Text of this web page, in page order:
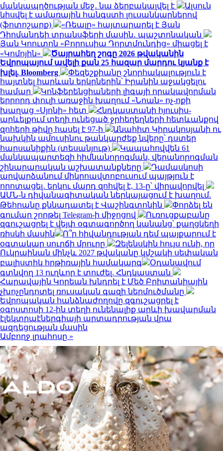
մանկապղծության մեջ․ նա ձերբակալվել է
Ալսուն
կիսվել է ամառային հանգստի լուսանկարներով
(ֆոտոշարք)
«Ռեալը» հայտարարել է Յան
Դիոմանդեի տրանսֆերի մասին․ պաշտոնական
Յան Կոուտոն «Բորուսիա Դորտմունդից» միացել է
«Կոմոյին»
Ծայրահեղ շոգը 2026 թվականին
Եվրոպայում ավելի քան 25 հազար մարդու կյանք է
խլել. Bloomberg
Փեզեշքիանը շնորհակալություն է
հայտնել հարևան երկրներին՝ Իրանին աջակցելու
համար
Կոնֆերենցիաների լիգայի որակավորման
երրորդ փուլի առաջին խաղում «Նոան» ոչ-ոքի
խաղաց «Սյոնի» հետ
Հնդկաստանի հյուսիս-
արևելքում տեղի ունեցած ջրհեղեղների հետևանքով
զոհերի թիվը հասել է 97-ի
Անահիտ Կիրակոսյանի ու
նախկին ամուսինու թանկարժեք նվերը՝ դստեր
հարսանիքին (տեսանյութ)
Կապահովվեն 61
մանկապարտեզի հիմնանորոգման, վերանորոգման
շինարարական աշխատանքները
Դամասկոսի
արվարձանում միկրոավտոբուսում պայթյուն է
որոտացել․ երկու մարդ զոհվել է, 13-ը՝ վիրավորվել
ԱՄՆ-ն դիվանագիտական ներկայացում է խաղում.
Թեհրանը քննադատել է Վաշինգտոնին
Փորձել են
գումար շորթել Telegram-ի միջոցով
Ուռուցքաբանը
զգուշացրել է վեյփ օգտագործող կանանց՝ քաղցկեղի
ռիսկի մասին
Ո՞ր հիվանդության դեմ պայքարում է
օգտակար սուրճի մրուրը
Զելենսկին հույս ունի, որ
Ուկրաինան մինչև 2027 թվականը կմշակի սեփական
բալիստիկ հրթիռային համակարգ
Օդանավում
գտնվող 13 ուղևոր է տուժել. Հնդկաստան
Հարավային Կորեան խնդրել է Մեծ Բրիտանիային
չխոչընդոտել ռուսական գազի ներմուծմանը
Եվրոպական հանձնաժողովը զգուշացրել է
օգոստոսի 12-ին տեղի ունենալիք արևի խավարման
էլեկտրաէներգիայի արտադրության վրա
ազդեցության մասին
Ամբողջ լրահոսը »